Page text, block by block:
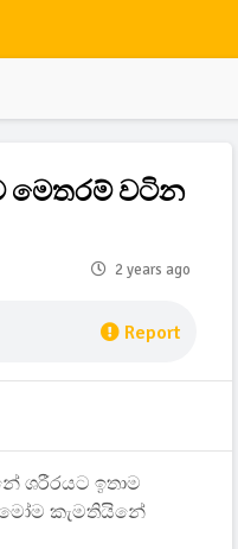
මෙතරම් වටින
2 years ago
Report
ශරීරයට ඉතාම
කැමතියිනේ